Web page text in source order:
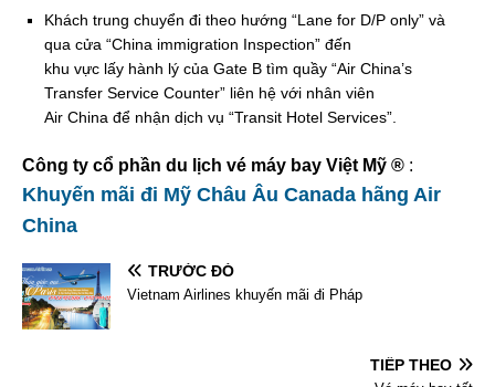
Khách trung chuyển đi theo hướng “Lane for D/P only” và
qua cửa “China immigration Inspection” đến
khu vực lấy hành lý của Gate B tìm quầy “Air China’s
Transfer Service Counter” liên hệ với nhân viên
Air China để nhận dịch vụ “Transit Hotel Services”.
Công ty cổ phần du lịch vé máy bay Việt Mỹ ® :
Khuyến mãi đi Mỹ Châu Âu Canada hãng Air
China
TRƯỚC ĐÓ
Vietnam Airlines khuyến mãi đi Pháp
TIẾP THEO